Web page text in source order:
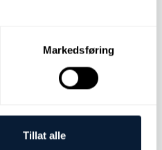
Markedsføring
Tillat alle